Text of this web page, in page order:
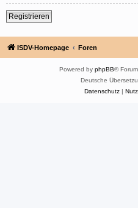
Registrieren
ISDV-Homepage Foren
Powered by phpBB®
Deutsche
Datenschutz|